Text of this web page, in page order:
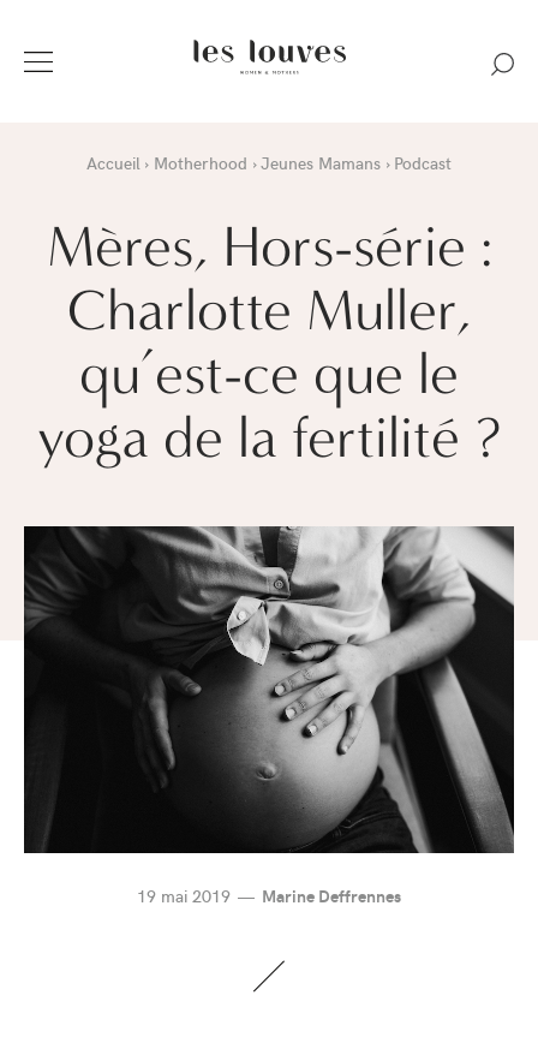
Accueil Motherhood Jeunes Mamans Podcast
Mères, Hors-série :
Charlotte Muller,
qu’est-ce que le
yoga de la fertilité ?
19 mai 2019 Marine Deffrennes